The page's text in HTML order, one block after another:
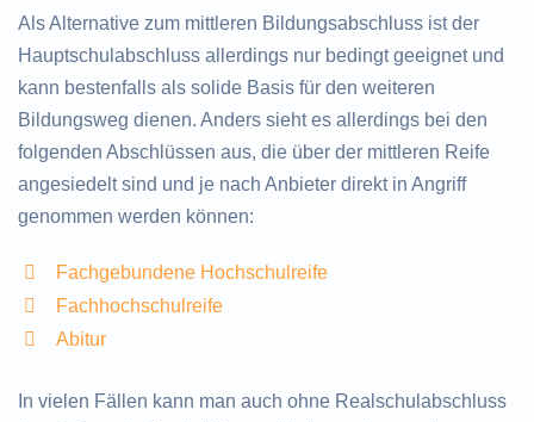
Als Alternative zum mittleren Bildungsabschluss ist der
Hauptschulabschluss allerdings nur bedingt geeignet und
kann bestenfalls als solide Basis für den weiteren
Bildungsweg dienen. Anders sieht es allerdings bei den
folgenden Abschlüssen aus, die über der mittleren Reife
angesiedelt sind und je nach Anbieter direkt in Angriff
genommen werden können:
Fachgebundene Hochschulreife
Fachhochschulreife
Abitur
In vielen Fällen kann man auch ohne Realschulabschluss